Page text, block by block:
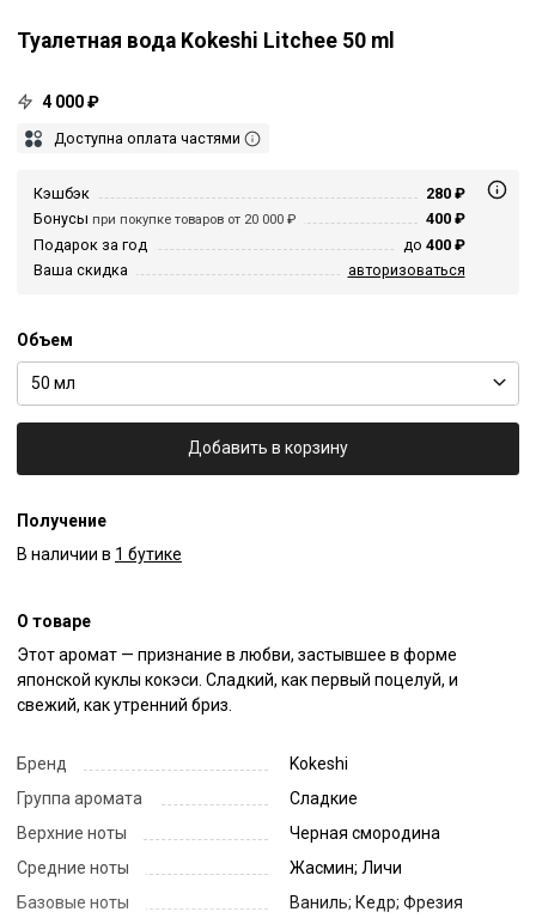
Туалетная вода Kokeshi Litchee 50 ml
4 000 ₽
Доступна оплата частями
Кэшбэк
280 ₽
Бонусы при покупке товаров от 20 000 ₽
400 ₽
Подарок за год
до 400 ₽
Ваша скидка
авторизоваться
Объем
50 мл
Добавить в корзину
Получение
В наличии в 1 бутике
О товаре
Этот аромат — признание в любви, застывшее в форме
японской куклы кокэси. Сладкий, как первый поцелуй, и
свежий, как утренний бриз.
Бренд
Kokeshi
Группа аромата
Сладкие
Верхние ноты
Черная смородина
Средние ноты
Жасмин; Личи
Базовые ноты
Ваниль; Кедр; Фрезия